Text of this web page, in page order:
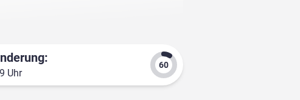
Uhr